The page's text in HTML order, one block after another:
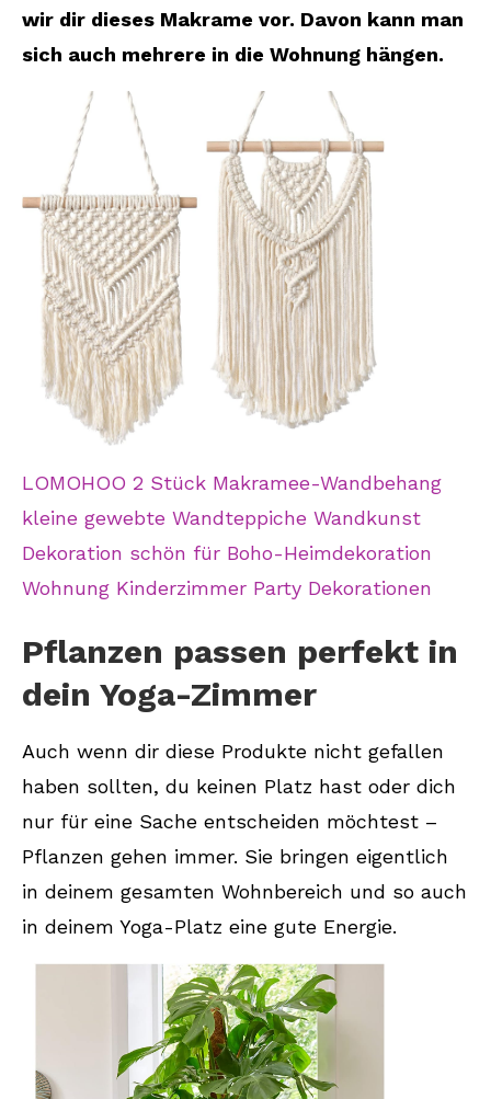
wir dir dieses Makrame vor. Davon kann man
sich auch mehrere in die Wohnung hängen.
LOMOHOO 2 Stück Makramee-Wandbehang
kleine gewebte Wandteppiche Wandkunst
Dekoration schön für Boho-Heimdekoration
Wohnung Kinderzimmer Party Dekorationen
Pflanzen passen perfekt in
dein Yoga-Zimmer
Auch wenn dir diese Produkte nicht gefallen
haben sollten, du keinen Platz hast oder dich
nur für eine Sache entscheiden möchtest –
Pflanzen gehen immer. Sie bringen eigentlich
in deinem gesamten Wohnbereich und so auch
in deinem Yoga-Platz eine gute Energie.